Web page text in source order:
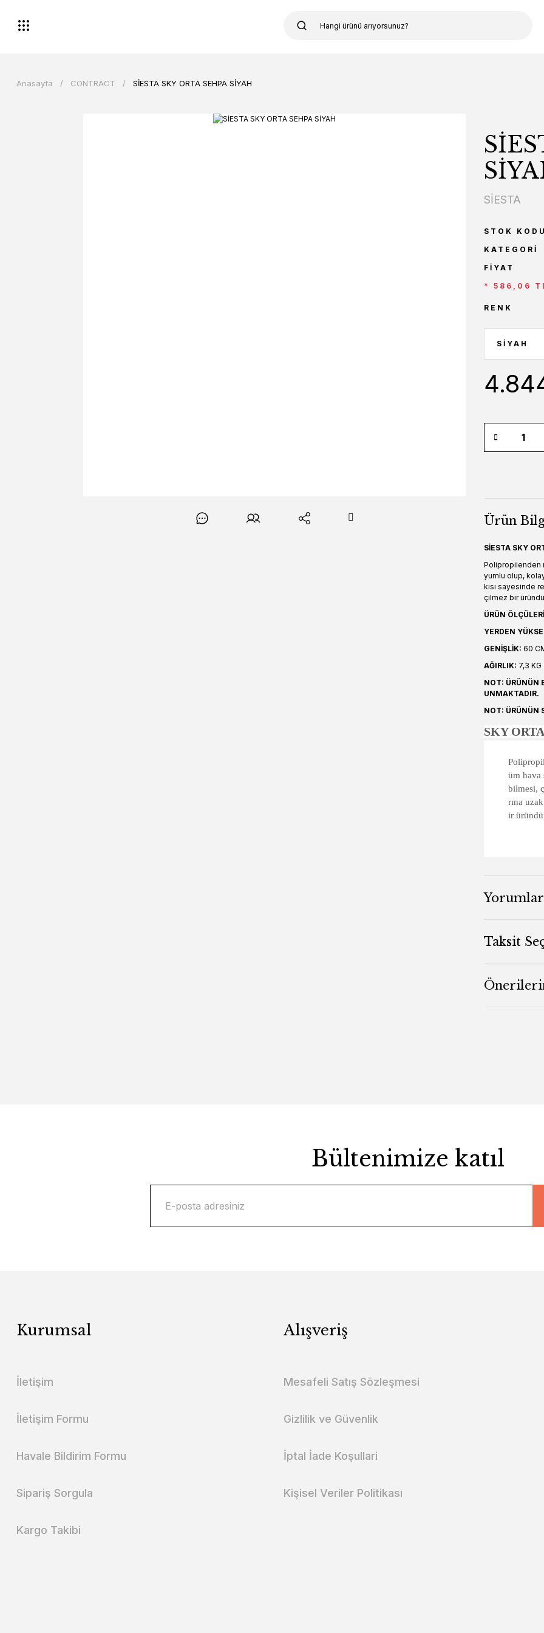
Anasayfa CONTRACT SİESTA SKY ORTA SEHPA SİYAH
SİESTA
STOK KODU
KATEGORI
FIYAT
* 586,06
RENK
Ürün
SİESTA SKY
Polipropilenden
yumlu olup,
kısı sayesinde
çilmez bir
ÜRÜN
YERDEN
GENİŞLİK: 60
AĞIRLIK: 7,3 KG
NOT: ÜRÜNÜN
UNMAKTADIR.
NOT: ÜRÜNÜN
SKY
üm hava
bilmesi,
rına
ir
Yorumlar
Taksit
Bültenimize katıl
Kurumsal
İletişim
İletişim Formu
Havale Bildirim Formu
Sipariş Sorgula
Kargo Takibi
Alışveriş
Mesafeli Satış Sözleşmesi
Gizlilik ve Güvenlik
İptal İade Koşullari
Kişisel Veriler Politikası